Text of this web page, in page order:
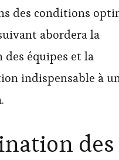
des conditions
abordera la
équipes et la
indispensable à
des